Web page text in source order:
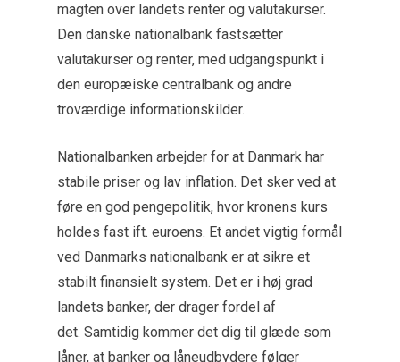
magten over landets renter og valutakurser.
Den danske nationalbank fastsætter
valutakurser og renter, med udgangspunkt i
den europæiske centralbank og andre
troværdige informationskilder.
Nationalbanken arbejder for at Danmark har
stabile priser og lav inflation. Det sker ved at
føre en god pengepolitik, hvor kronens kurs
holdes fast ift. euroens. Et andet vigtig formål
ved Danmarks nationalbank er at sikre et
stabilt finansielt system. Det er i høj grad
landets banker, der drager fordel af
det. Samtidig kommer det dig til glæde som
låner, at banker og låneudbydere følger